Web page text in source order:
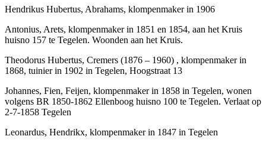
Hendrikus Hubertus, Abrahams, klompenmaker in 1906
Antonius, Arets, klompenmaker in 1851 en 1854, aan het Kruis
huisno 157 te Tegelen. Woonden aan het Kruis.
Theodorus Hubertus, Cremers (1876 – 1960) , klompenmaker in
1868, tuinier in 1902 in Tegelen, Hoogstraat 13
Johannes, Fien, Feijen, klompenmaker in 1858 in Tegelen, wonen
volgens BR 1850-1862 Ellenboog huisno 100 te Tegelen. Verlaat op
2-7-1858 Tegelen
Leonardus, Hendrikx, klompenmaker in 1847 in Tegelen